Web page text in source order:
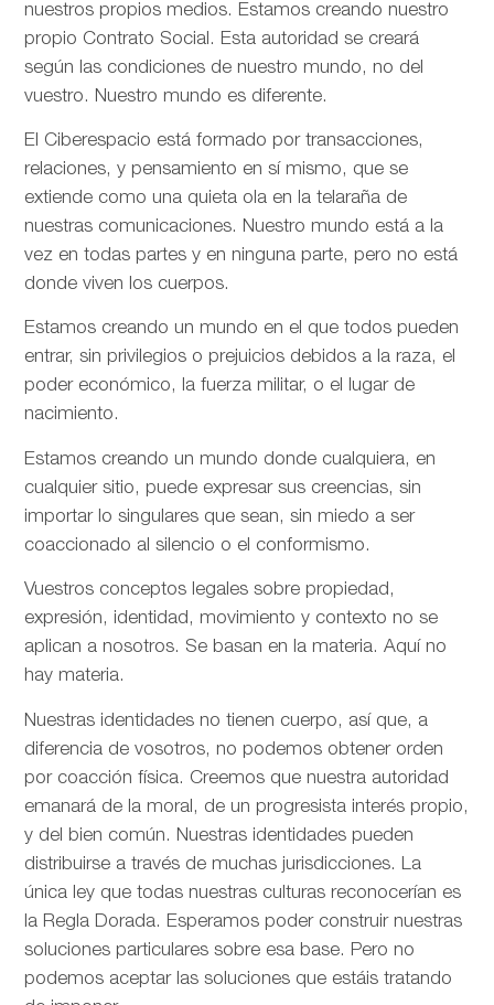
nuestros propios medios. Estamos creando nuestro
propio Contrato Social. Esta autoridad se creará
según las condiciones de nuestro mundo, no del
vuestro. Nuestro mundo es diferente.
El Ciberespacio está formado por transacciones,
relaciones, y pensamiento en sí mismo, que se
extiende como una quieta ola en la telaraña de
nuestras comunicaciones. Nuestro mundo está a la
vez en todas partes y en ninguna parte, pero no está
donde viven los cuerpos.
Estamos creando un mundo en el que todos pueden
entrar, sin privilegios o prejuicios debidos a la raza, el
poder económico, la fuerza militar, o el lugar de
nacimiento.
Estamos creando un mundo donde cualquiera, en
cualquier sitio, puede expresar sus creencias, sin
importar lo singulares que sean, sin miedo a ser
coaccionado al silencio o el conformismo.
Vuestros conceptos legales sobre propiedad,
expresión, identidad, movimiento y contexto no se
aplican a nosotros. Se basan en la materia. Aquí no
hay materia.
Nuestras identidades no tienen cuerpo, así que, a
diferencia de vosotros, no podemos obtener orden
por coacción física. Creemos que nuestra autoridad
emanará de la moral, de un progresista interés propio,
y del bien común. Nuestras identidades pueden
distribuirse a través de muchas jurisdicciones. La
única ley que todas nuestras culturas reconocerían es
la Regla Dorada. Esperamos poder construir nuestras
soluciones particulares sobre esa base. Pero no
podemos aceptar las soluciones que estáis tratando